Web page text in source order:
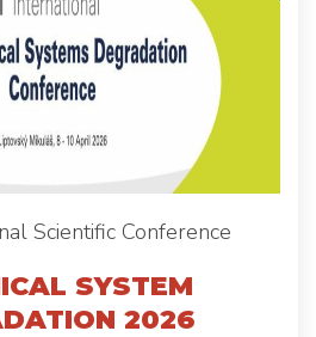
Scientific Conference
SYSTEM
2026